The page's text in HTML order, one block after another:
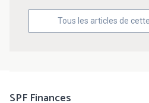
Tous les articles de
SPF Finances